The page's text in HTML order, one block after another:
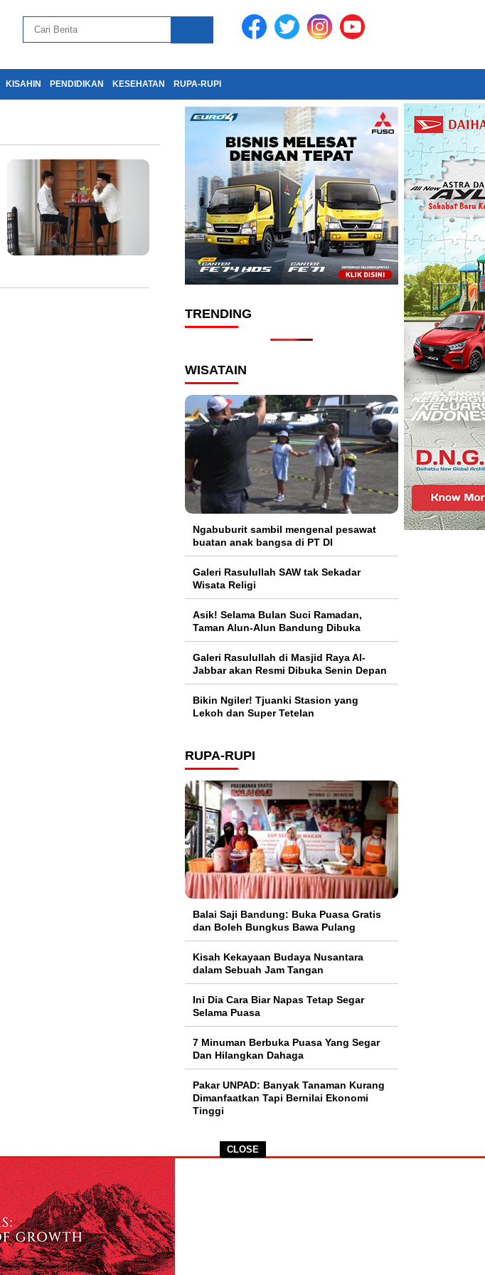
CLOSE
KISAHIN PENDIDIKAN KESEHATAN RUPA-RUPI
TRENDING
WISATAIN
Ngabuburit sambil mengenal pesawat
buatan anak bangsa di PT DI
Galeri Rasulullah SAW tak Sekadar
Wisata Religi
Asik! Selama Bulan Suci Ramadan,
Taman Alun-Alun Bandung Dibuka
Galeri Rasulullah di Masjid Raya Al-
Jabbar akan Resmi Dibuka Senin Depan
Bikin Ngiler! Tjuanki Stasion yang
Lekoh dan Super Tetelan
RUPA-RUPI
Balai Saji Bandung: Buka Puasa Gratis
dan Boleh Bungkus Bawa Pulang
Kisah Kekayaan Budaya Nusantara
dalam Sebuah Jam Tangan
Ini Dia Cara Biar Napas Tetap Segar
Selama Puasa
7 Minuman Berbuka Puasa Yang Segar
Dan Hilangkan Dahaga
Pakar UNPAD: Banyak Tanaman Kurang
Dimanfaatkan Tapi Bernilai Ekonomi
Tinggi
PEDOMAN MEDIA SIBER TENTANG KAMI